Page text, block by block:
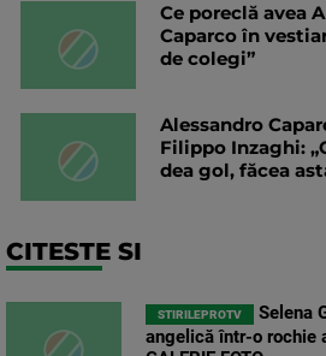
Ce poreclă avea
Caparco în
de colegi”
Alessandro
Filippo Inzaghi:
dea gol, făcea
CITESTE SI
STIRILEPROTV
Selena
angelică într-o rochie